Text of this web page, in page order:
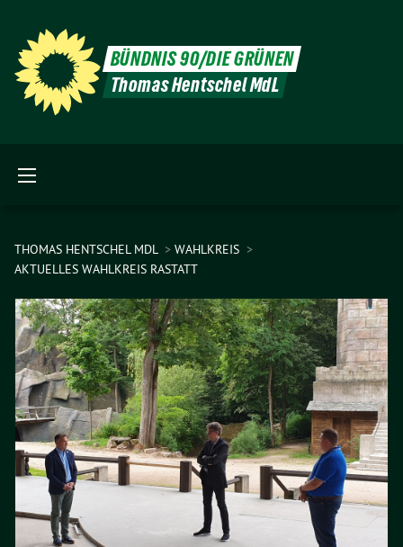
BÜNDNIS 90/DIE GRÜNEN
Thomas Hentschel MdL
THOMAS HENTSCHEL MDL
WAHLKREIS
AKTUELLES WAHLKREIS RASTATT